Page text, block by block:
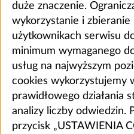
duże znaczenie.
wykorzystanie i
użytkownikach serwisu
minimum wymaganego
usług na najwyższym
cookies wykorzystujemy
prawidłowego działania
analizy liczby odwiedzin.
przycisk „USTAWIENIA